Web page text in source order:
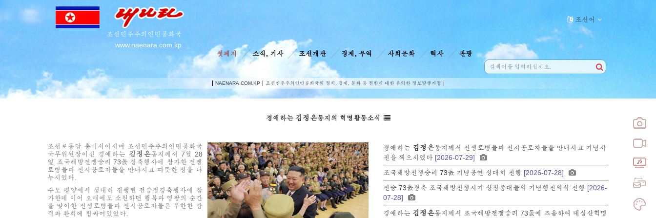
조선민주주의인민공화국
www.naenara.com.kp
조선어
첫페지 소식, 기사 조선개관 경제, 무역 사회문화 력사 관광
NAENARA.COM.KP 조선민주주의인민공화국의 정치, 경제, 문화 등 전반에 대한 유익한 정보발생거점
경애하는 김정은동지의 혁명활동소식
조선로동당 총비서이시며 조선민주주의인민공화국
국무위원장이신 경애하는 김정은동지께서 7월 28
일 조국해방전쟁승리 73돐 경축행사에 참가한 전쟁
로병들과 전시공로자들을 만나시고 따뜻한 정을 나
누시였다.
수도 평양에서 성대히 진행된 전승절경축행사에 참
가한데 이어 오매에도 소원하던 행복과 영광의 순간
을 맞이한 전쟁로병들과 전시공로자들은 무한한 감
격과 환희에 휩싸여있었다.
경애하는 김정은동지께서 전쟁로병들과 전시공로자들을 만나시고 기념사
진을 찍으시였다 [2026-07-29]
조국해방전쟁승리 73돐 기념공연 성대히 진행 [2026-07-28]
전승 73돐경축 조국해방전쟁시기 상징종대들의 기념행진의식 진행 [2026-
07-28]
경애하는 김정은동지께서 조국해방전쟁승리 73돐에 즈음하여 대성산혁명